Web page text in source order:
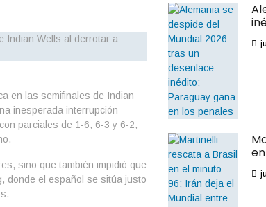
en las semifinales de Indian
inesperada interrupción
parciales de 1-6, 6-3 y 6-2,
sino que también impidió que
donde el español se sitúa justo